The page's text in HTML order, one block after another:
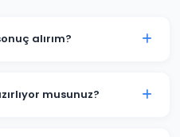
alırım?
içinde anlamlı trafik
musunuz?